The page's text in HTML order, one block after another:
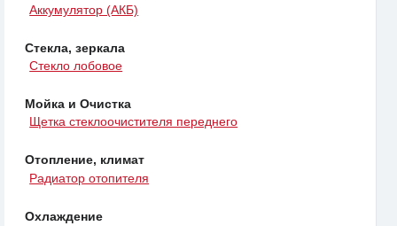
Аккумулятор (АКБ)
Стекла, зеркала
Стекло лобовое
Мойка и Очистка
Щетка стеклоочистителя переднего
Отопление, климат
Радиатор отопителя
Охлаждение